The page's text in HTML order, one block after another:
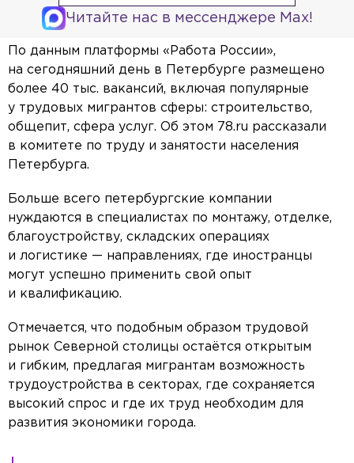
Читайте нас в мессенджере Max!
По данным платформы «Работа России»,
на сегодняшний день в Петербурге размещено
более 40 тыс. вакансий, включая популярные
у трудовых мигрантов сферы: строительство,
общепит, сфера услуг. Об этом 78.ru рассказали
в комитете по труду и занятости населения
Петербурга.
Больше всего петербургские компании
нуждаются в специалистах по монтажу, отделке,
благоустройству, складских операциях
и логистике — направлениях, где иностранцы
могут успешно применить свой опыт
и квалификацию.
Отмечается, что подобным образом трудовой
рынок Северной столицы остаётся открытым
и гибким, предлагая мигрантам возможность
трудоустройства в секторах, где сохраняется
высокий спрос и где их труд необходим для
развития экономики города.